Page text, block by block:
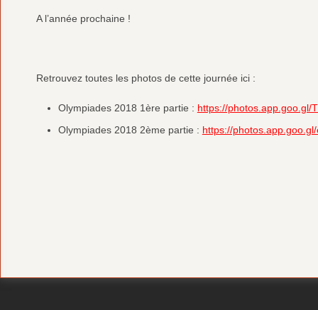
A l’année prochaine !
Retrouvez toutes les photos de cette journée ici :
Olympiades 2018 1ère partie : https://photos.app.goo.gl/
Olympiades 2018 2ème partie : https://